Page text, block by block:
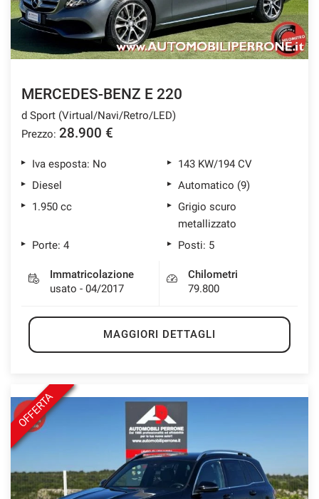
MERCEDES-BENZ E 220
d Sport (Virtual/Navi/Retro/LED)
Prezzo: 28.900 €
Iva esposta: No
143 KW/194 CV
Diesel
Automatico (9)
1.950 cc
Grigio scuro
metallizzato
Porte: 4
Posti: 5
Immatricolazione
usato - 04/2017
Chilometri
79.800
MAGGIORI DETTAGLI
OFFERTA